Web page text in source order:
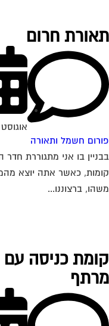
חרום
חשמל ותאורה
אוגוסט 2, 2004
כאשר אתה יוצא
ברצוננו...
כניסה עם